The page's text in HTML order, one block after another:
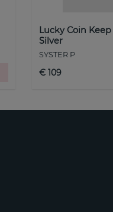
Lucky Coin
Silver
SYSTER P
€ 109